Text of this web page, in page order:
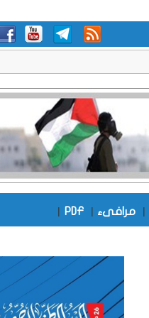
| مرافىء |
PDF
|